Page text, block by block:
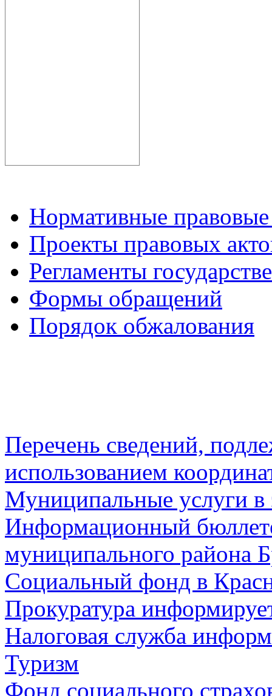
Нормативные
Проекты правовых
Регламенты
Формы обращений
Порядок обжалования
Перечень сведений,
использованием
Муниципальные услуги в
Информационный
муниципального района
Социальный фонд в
Прокуратура
Налоговая служба
Туризм
Фонд социального